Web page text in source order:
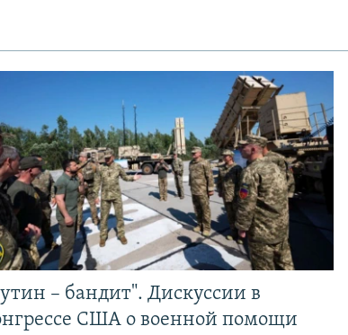
– бандит". Дискуссии в
США о военной помощи